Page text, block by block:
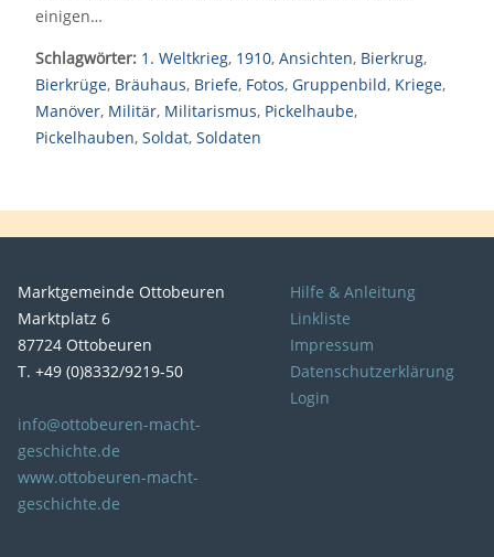
einigen…
Schlagwörter: 1. Weltkrieg, 1910, Ansichten, Bierkrug,
Bierkrüge, Bräuhaus, Briefe, Fotos, Gruppenbild, Kriege,
Manöver, Militär, Militarismus, Pickelhaube,
Pickelhauben, Soldat, Soldaten
Marktgemeinde Ottobeuren
Marktplatz 6
87724 Ottobeuren
T. +49 (0)8332/9219-50
info@ottobeuren-macht-
geschichte.de
www.ottobeuren-macht-
geschichte.de
Hilfe & Anleitung
Linkliste
Impressum
Datenschutzerklärung
Login